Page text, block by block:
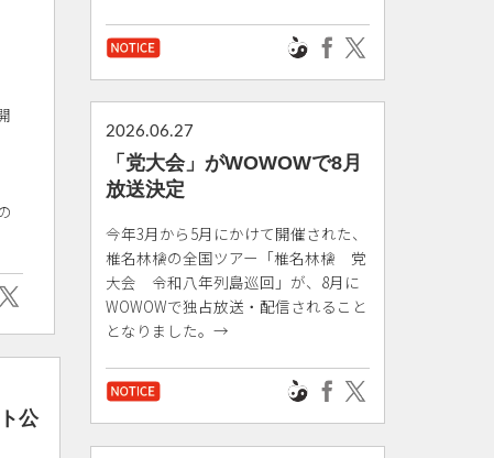
2026.06.27
「党大会」がWOWOWで8月
放送決定
今年3月から5月にかけて開催された、
椎名林檎の全国ツアー「椎名林檎 党
大会 令和八年列島巡回」が、8月に
WOWOWで独占放送・配信されること
となりました。→
公